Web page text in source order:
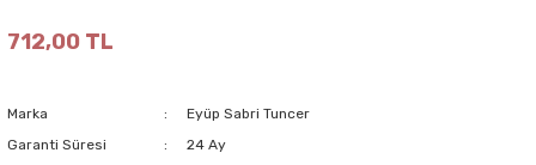
712,00 TL
Marka
Eyüp Sabri Tuncer
Garanti Süresi
24 Ay